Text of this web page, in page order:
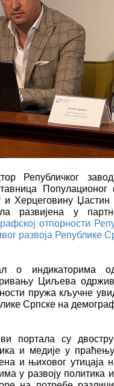
Републичког
и Херцеговину
развијена у
отпорности
развоја Републике
о индикаторима
Циљева
пружа кључне
Српске на
портала су
и медије у
и њиховог утицаја
у развоју